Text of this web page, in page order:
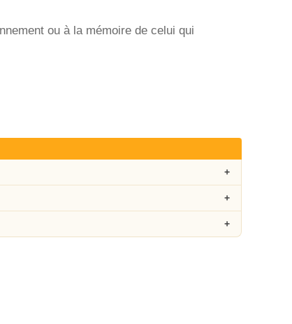
ou à la mémoire de celui qui